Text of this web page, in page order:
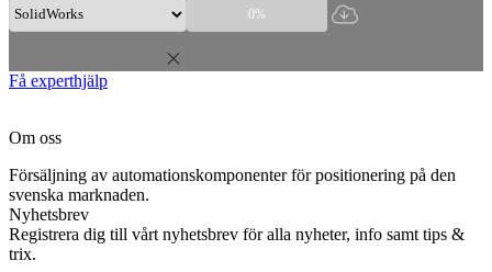
0%
Få experthjälp
Om oss
Försäljning av automationskomponenter för positionering på den
svenska marknaden.
Nyhetsbrev
Registrera dig till vårt nyhetsbrev för alla nyheter, info samt tips &
trix.